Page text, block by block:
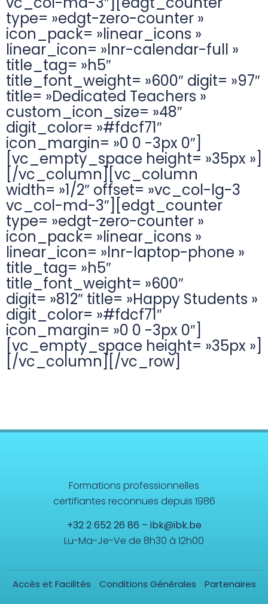
type= »edgt-zero-counter »
icon_pack= »linear_icons »
linear_icon= »lnr-calendar-full »
title_tag= »h5″
title_font_weight= »600″ digit= »97″
title= »Dedicated Teachers »
custom_icon_size= »48″
digit_color= »#fdcf71″
icon_margin= »0 0 -3px 0″]
[vc_empty_space height= »35px »]
[/vc_column][vc_column
width= »1/2″ offset= »vc_col-lg-3
vc_col-md-3″][edgt_counter
type= »edgt-zero-counter »
icon_pack= »linear_icons »
linear_icon= »lnr-laptop-phone »
title_tag= »h5″
title_font_weight= »600″
digit= »812″ title= »Happy Students »
digit_color= »#fdcf71″
icon_margin= »0 0 -3px 0″]
[vc_empty_space height= »35px »]
[/vc_column][/vc_row]
Formations professionnelles
certifiantes reconnues depuis 1986
+32 2 652 26 86 – ibk@ibk.be
Lu-Ma-Je-Ve de 8h30 à 12h00
Accès et Facilités Conditions Générales Partenaires